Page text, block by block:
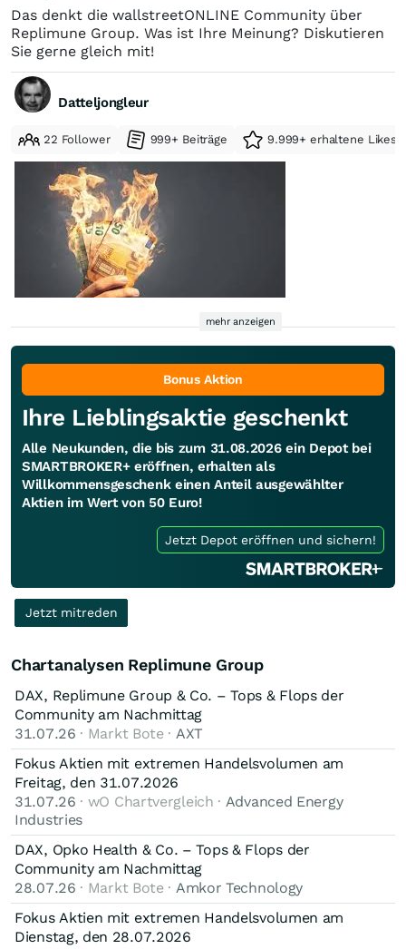
Das denkt die wallstreetONLINE Community über
Replimune Group. Was ist Ihre Meinung? Diskutieren
Sie gerne gleich mit!
Datteljongleur
22 Follower 999+ Beiträge 9.999+ erhaltene Likes
mehr anzeigen
Bonus Aktion
Ihre Lieblingsaktie geschenkt
Alle Neukunden, die bis zum 31.08.2026 ein Depot bei
SMARTBROKER+ eröffnen, erhalten als
Willkommensgeschenk einen Anteil ausgewählter
Aktien im Wert von 50 Euro!
Jetzt Depot eröffnen und sichern!
Jetzt mitreden
Chartanalysen Replimune Group
DAX, Replimune Group & Co. – Tops & Flops der
Community am Nachmittag
31.07.26 · Markt Bote · AXT
Fokus Aktien mit extremen Handelsvolumen am
Freitag, den 31.07.2026
31.07.26 · wO Chartvergleich · Advanced Energy
Industries
DAX, Opko Health & Co. – Tops & Flops der
Community am Nachmittag
28.07.26 · Markt Bote · Amkor Technology
Fokus Aktien mit extremen Handelsvolumen am
Dienstag, den 28.07.2026